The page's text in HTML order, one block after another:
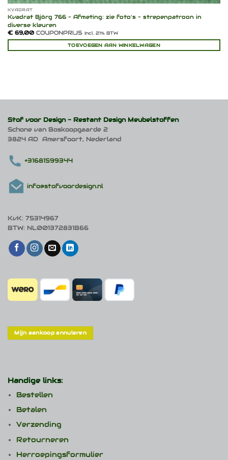
KVADRAT
Kvadrat Björg 766 – Afmeting: zie foto’s – strepenpatroon in
diverse kleuren
€69,00COUPONPRIJS Incl. 21% BTW
TOEVOEGEN AAN WINKELWAGEN
Stof voor Design - Restant Design Meubelstoffen
Schone van Boskoopgaarde 2
3824 AD Amersfoort, Nederland
+31681599344
info@stofvoordesign.nl
KvK: 75314967
BTW: NL001372831B66
Mijn aankoop annuleren
Handige links:
Bestellen
Betalen
Verzending
Retourneren
Herroepingsformulier